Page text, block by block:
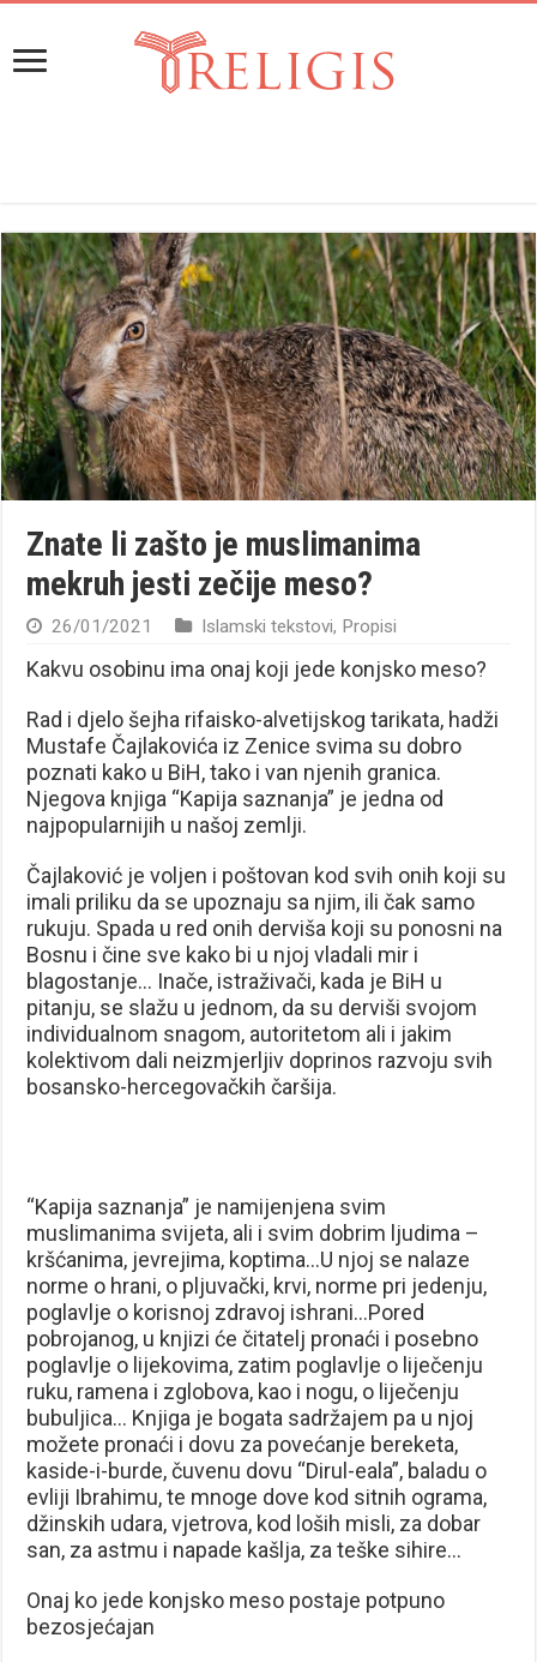
Znate li zašto je muslimanima
mekruh jesti zečije meso?
26/01/2021 Islamski tekstovi, Propisi
Kakvu osobinu ima onaj koji jede konjsko meso?
Rad i djelo šejha rifaisko-alvetijskog tarikata, hadži
Mustafe Čajlakovića iz Zenice svima su dobro
poznati kako u BiH, tako i van njenih granica.
Njegova knjiga “Kapija saznanja” je jedna od
najpopularnijih u našoj zemlji.
Čajlaković je voljen i poštovan kod svih onih koji su
imali priliku da se upoznaju sa njim, ili čak samo
rukuju. Spada u red onih derviša koji su ponosni na
Bosnu i čine sve kako bi u njoj vladali mir i
blagostanje… Inače, istraživači, kada je BiH u
pitanju, se slažu u jednom, da su derviši svojom
individualnom snagom, autoritetom ali i jakim
kolektivom dali neizmjerljiv doprinos razvoju svih
bosansko-hercegovačkih čaršija.
“Kapija saznanja” je namijenjena svim
muslimanima svijeta, ali i svim dobrim ljudima –
kršćanima, jevrejima, koptima…U njoj se nalaze
norme o hrani, o pljuvački, krvi, norme pri jedenju,
poglavlje o korisnoj zdravoj ishrani…Pored
pobrojanog, u knjizi će čitatelj pronaći i posebno
poglavlje o lijekovima, zatim poglavlje o liječenju
ruku, ramena i zglobova, kao i nogu, o liječenju
bubuljica… Knjiga je bogata sadržajem pa u njoj
možete pronaći i dovu za povećanje bereketa,
kaside-i-burde, čuvenu dovu “Dirul-eala”, baladu o
evliji Ibrahimu, te mnoge dove kod sitnih ograma,
džinskih udara, vjetrova, kod loših misli, za dobar
san, za astmu i napade kašlja, za teške sihire…
Onaj ko jede konjsko meso postaje potpuno
bezosjećajan